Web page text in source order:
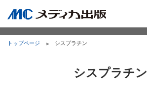
トップページ シスプラチン
シスプラチン